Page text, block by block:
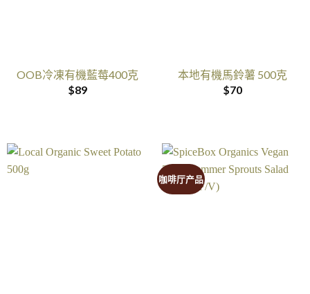
OOB冷凍有機藍莓400克
$89
本地有機馬鈴薯 500克
$70
咖啡厅产品